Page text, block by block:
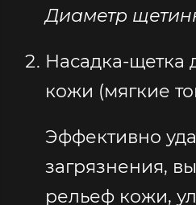
Диаметр
Насадка-щетка
кожи (мягкие
Эффективно
загрязнения,
рельеф кожи,